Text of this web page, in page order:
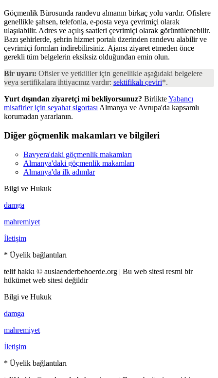
Göçmenlik Bürosunda randevu almanın birkaç yolu vardır. Ofislere
genellikle şahsen, telefonla, e-posta veya çevrimiçi olarak
ulaşılabilir. Adres ve açılış saatleri çevrimiçi olarak görüntülenebilir.
Bazı şehirlerde, şehrin hizmet portalı üzerinden randevu alabilir ve
çevrimiçi formları indirebilirsiniz. Ajansı ziyaret etmeden önce
gerekli tüm belgelerin eksiksiz olduğundan emin olun.
Bir uyarı: Ofisler ve yetkililer için genellikle aşağıdaki belgelere
veya sertifikalara ihtiyacınız vardır: sektifikalı çeviri*.
Yurt dışından ziyaretçi mi bekliyorsunuz? BirlikteYabancı
misafirler için seyahat sigortası Almanya ve Avrupa'da kapsamlı
korumadan yararlanın.
Diğer göçmenlik makamları ve bilgileri
Bavyera'daki göçmenlik makamları
Almanya'daki göçmenlik makamları
Almanya'da ilk adımlar
Bilgi ve Hukuk
damga
mahremiyet
İletişim
* Üyelik bağlantıları
telif hakkı © auslaenderbehoerde.org | Bu web sitesi resmi bir
hükümet web sitesi değildir
Bilgi ve Hukuk
damga
mahremiyet
İletişim
* Üyelik bağlantıları